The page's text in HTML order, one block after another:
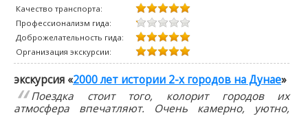
Качество транспорта:
Профессионализм гида:
Доброжелательность гида:
Организация экскурсии:
экскурсия «2000 лет истории 2-х городов на Дунае»
Поездка стоит того, колорит городов их
атмосфера впечатляют. Очень камерно, уютно,